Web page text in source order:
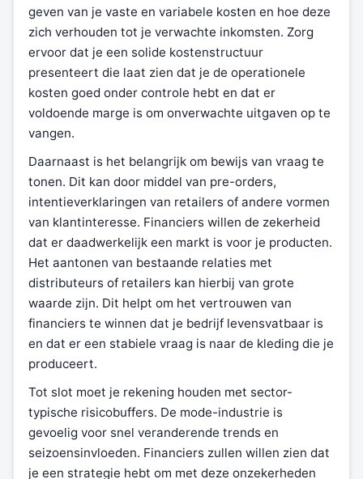
geven van je vaste en variabele kosten en hoe deze
zich verhouden tot je verwachte inkomsten. Zorg
ervoor dat je een solide kostenstructuur
presenteert die laat zien dat je de operationele
kosten goed onder controle hebt en dat er
voldoende marge is om onverwachte uitgaven op te
vangen.
Daarnaast is het belangrijk om bewijs van vraag te
tonen. Dit kan door middel van pre-orders,
intentieverklaringen van retailers of andere vormen
van klantinteresse. Financiers willen de zekerheid
dat er daadwerkelijk een markt is voor je producten.
Het aantonen van bestaande relaties met
distributeurs of retailers kan hierbij van grote
waarde zijn. Dit helpt om het vertrouwen van
financiers te winnen dat je bedrijf levensvatbaar is
en dat er een stabiele vraag is naar de kleding die je
produceert.
Tot slot moet je rekening houden met sector-
typische risicobuffers. De mode-industrie is
gevoelig voor snel veranderende trends en
seizoensinvloeden. Financiers zullen willen zien dat
je een strategie hebt om met deze onzekerheden